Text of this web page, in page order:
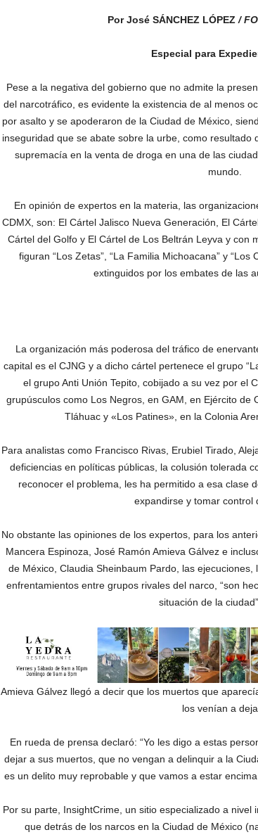
Por José SÁNCHEZ LÓPEZ /
Especial para
Pese a la negativa del gobierno que no admite la
del narcotráfico, es evidente la existencia de al menos
por asalto y se apoderaron de la Ciudad de México,
inseguridad que se abate sobre la urbe, como resultado
supremacía en la venta de droga en una de las
mundo.
En opinión de expertos en la materia, las
CDMX, son: El Cártel Jalisco Nueva Generación, El
Cártel del Golfo y El Cártel de Los Beltrán Leyva y con
figuran “Los Zetas”, “La Familia Michoacana” y
extinguidos por los embates de las
La organización más poderosa del tráfico de
capital es el CJNG y a dicho cártel pertenece el grupo
el grupo Anti Unión Tepito, cobijado a su vez por el
grupúsculos como Los Negros, en GAM, en Ejército de
Tláhuac y «Los Patines», en la Colonia
Para analistas como Francisco Rivas, Erubiel Tirado,
deficiencias en políticas públicas, la colusión tolerada
reconocer el problema, les ha permitido a esa clase
expandirse y tomar control
No obstante las opiniones de los expertos, para los
Mancera Espinoza, José Ramón Amieva Gálvez e
de México, Claudia Sheinbaum Pardo, las
enfrentamientos entre grupos rivales del narco, “son
situación de la
Amieva Gálvez llegó a decir que los muertos que
los venían a
En rueda de prensa declaró: “Yo les digo a estas
dejar a sus muertos, que no vengan a delinquir a la
es un delito muy reprobable y que vamos a estar
Por su parte, InsightCrime, un sitio especializado a
que detrás de los narcos en la Ciudad de México